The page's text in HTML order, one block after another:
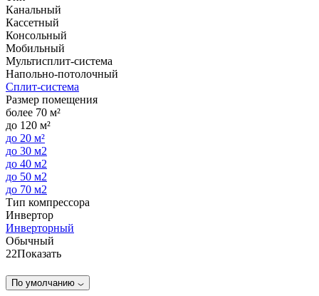
Канальный
Кассетный
Консольный
Мобильный
Мультисплит-система
Напольно-потолочный
Сплит-система
Размер помещения
более 70 м²
до 120 м²
до 20 м²
до 30 м2
до 40 м2
до 50 м2
до 70 м2
Тип компрессора
Инвертор
Инверторный
Обычный
22Показать
По умолчанию